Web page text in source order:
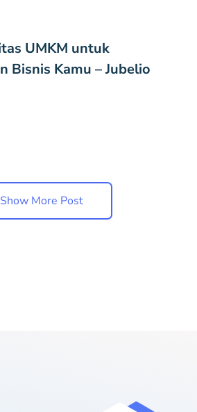
UMKM untuk
Bisnis Kamu – Jubelio
Show More Post